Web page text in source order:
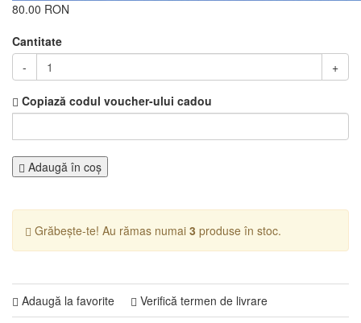
80.00 RON
Cantitate
-
+
Copiază codul voucher-ului cadou
Adaugă în coş
Grăbește-te! Au rămas numai 3 produse în stoc.
Adaugă la favorite Verifică termen de livrare